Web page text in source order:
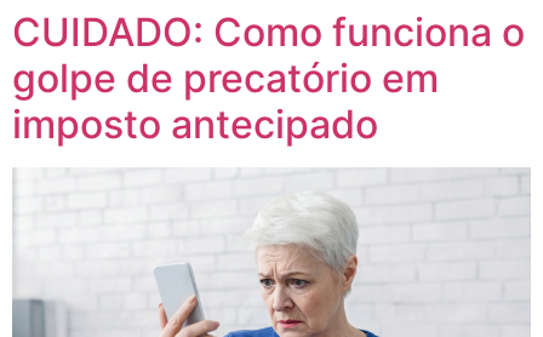
CUIDADO: Como funciona o
golpe de precatório em
imposto antecipado